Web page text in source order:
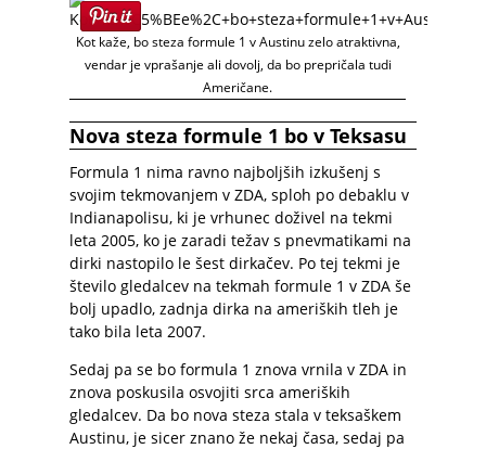
Kot kaže, bo steza formule 1 v Austinu zelo atraktivna,
vendar je vprašanje ali dovolj, da bo prepričala tudi
Američane.
Nova steza formule 1 bo v Teksasu
Formula 1 nima ravno najboljših izkušenj s
svojim tekmovanjem v ZDA, sploh po debaklu v
Indianapolisu, ki je vrhunec doživel na tekmi
leta 2005, ko je zaradi težav s pnevmatikami na
dirki nastopilo le šest dirkačev. Po tej tekmi je
število gledalcev na tekmah formule 1 v ZDA še
bolj upadlo, zadnja dirka na ameriških tleh je
tako bila leta 2007.
Sedaj pa se bo formula 1 znova vrnila v ZDA in
znova poskusila osvojiti srca ameriških
gledalcev. Da bo nova steza stala v teksaškem
Austinu, je sicer znano že nekaj časa, sedaj pa